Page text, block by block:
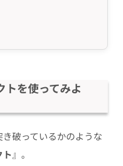
トを使ってみよ
破っているかのような
』。